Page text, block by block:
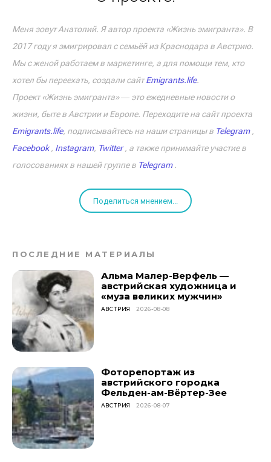
Меня зовут Анатолий. Я автор проекта «Жизнь эмигранта». В
2017 году я эмигрировал с семьёй из Краснодара в Австрию.
Мы с женой работаем в маркетинге, а для помощи тем, кто
хотел бы переехать, создали сайтEmigrants.life.
Проект «Жизнь эмигранта» ― это ежедневные новости о
жизни, быте в Австрии и Европе. Переходите на сайт проекта
Emigrants.life, подписывайтесь на наши страницы в Telegram,
Facebook, Instagram, Twitter, а также принимайте участие в
голосованиях в нашей группе в Telegram.
Поделиться мнением...
ПОСЛЕДНИЕ МАТЕРИАЛЫ
Альма Малер-Верфель —
австрийская художница и
«муза великих мужчин»
АВСТРИЯ 2026-08-08
Фоторепортаж из
австрийского городка
Фельден-ам-Вёртер-Зее
АВСТРИЯ 2026-08-07